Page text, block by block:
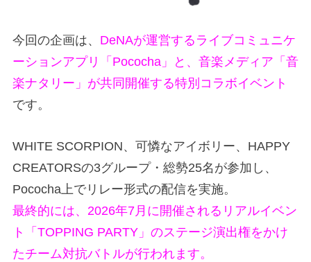
今回の企画は、 DeNAが運営するライブコミュニケ
ーションアプリ「Pococha」と、音楽メディア「音
楽ナタリー」が共同開催する特別コラボイベント
です。
WHITE SCORPION、可憐なアイボリー、HAPPY
CREATORSの3グループ・総勢25名が参加し、
Pococha上でリレー形式の配信を実施。
最終的には、2026年7月に開催されるリアルイベン
ト「TOPPING PARTY」のステージ演出権をかけ
たチーム対抗バトルが行われます。